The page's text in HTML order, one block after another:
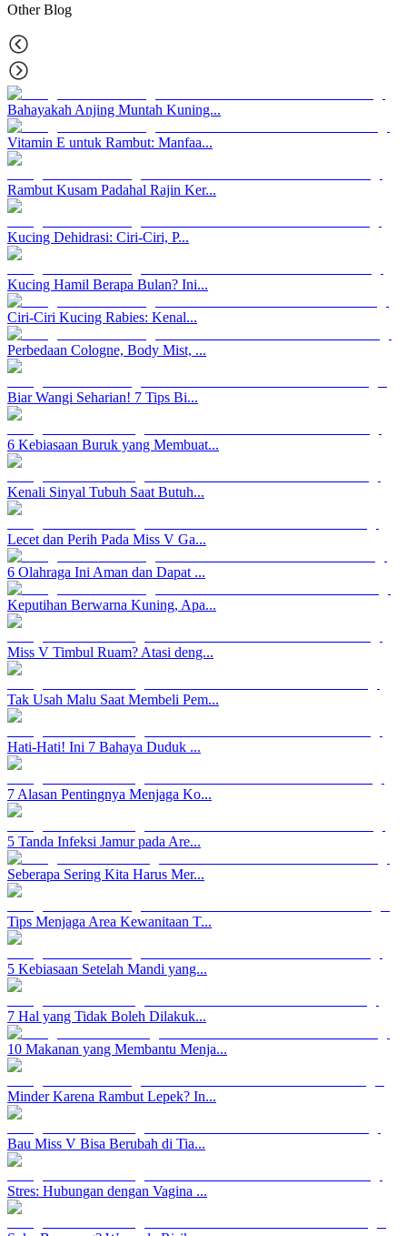
OtherBlog
Bahayakah Anjing Muntah Kuning...
Vitamin E untuk Rambut: Manfaa...
Rambut Kusam Padahal Rajin Ker...
Kucing Dehidrasi: Ciri-Ciri, P...
Kucing Hamil Berapa Bulan? Ini...
Ciri-Ciri Kucing Rabies: Kenal...
Perbedaan Cologne, Body Mist, ...
Biar Wangi Seharian! 7 Tips Bi...
6 Kebiasaan Buruk yang Membuat...
Kenali Sinyal Tubuh Saat Butuh...
Lecet dan Perih Pada Miss V Ga...
6 Olahraga Ini Aman dan Dapat ...
Keputihan Berwarna Kuning, Apa...
Miss V Timbul Ruam? Atasi deng...
Tak Usah Malu Saat Membeli Pem...
Hati-Hati! Ini 7 Bahaya Duduk ...
7 Alasan Pentingnya Menjaga Ko...
5 Tanda Infeksi Jamur pada Are...
Seberapa Sering Kita Harus Mer...
Tips Menjaga Area Kewanitaan T...
5 Kebiasaan Setelah Mandi yang...
7 Hal yang Tidak Boleh Dilakuk...
10 Makanan yang Membantu Menja...
Minder Karena Rambut Lepek? In...
Bau Miss V Bisa Berubah di Tia...
Stres: Hubungan dengan Vagina ...